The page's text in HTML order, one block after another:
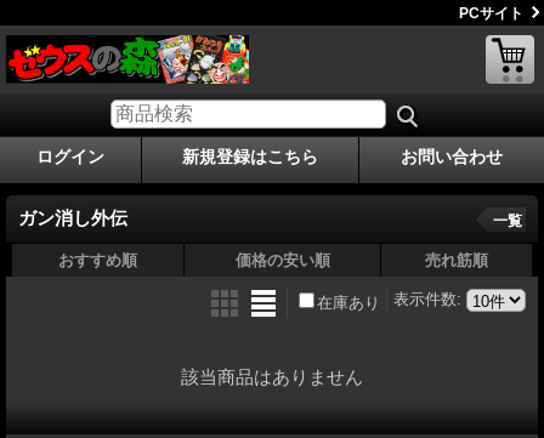
PCサイト
ログイン 新規登録はこちら お問い合わせ
ガン消し外伝 一覧
おすすめ順 価格の安い順 売れ筋順
表示件数:
在庫あり
該当商品はありません